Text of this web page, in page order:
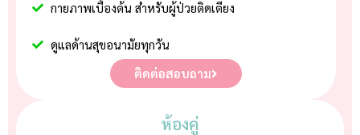
กายภาพเบื้องต้น สำหรับผู้ป่วยติดเตียง
ดูแลด้านสุขอนามัยทุกวัน
ติดต่อสอบถาม
ห้องคู่